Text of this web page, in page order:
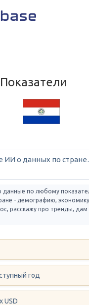
данные по любому
- демографию,
расскажу про тренды, дам